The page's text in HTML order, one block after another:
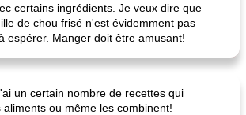
certains ingrédients. Je veux dire que
de chou frisé n'est évidemment pas
espérer. Manger doit être amusant!
un certain nombre de recettes qui
ou même les combinent!